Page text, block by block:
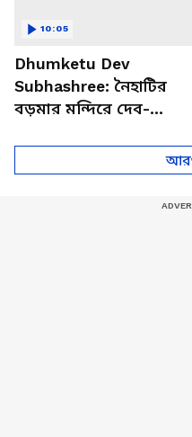
Dhumketu Dev
Subhashree: নৈহাটির
বড়মার মন্দিরে দেব-
10:05